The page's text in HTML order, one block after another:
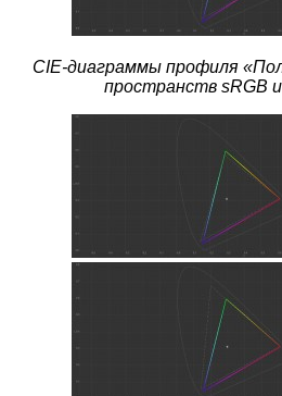
CIE-диаграммы профиля
пространств sRGB